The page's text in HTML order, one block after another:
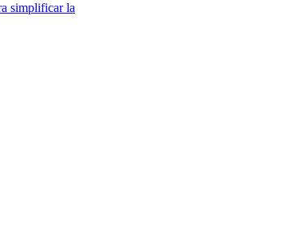
simplificar la